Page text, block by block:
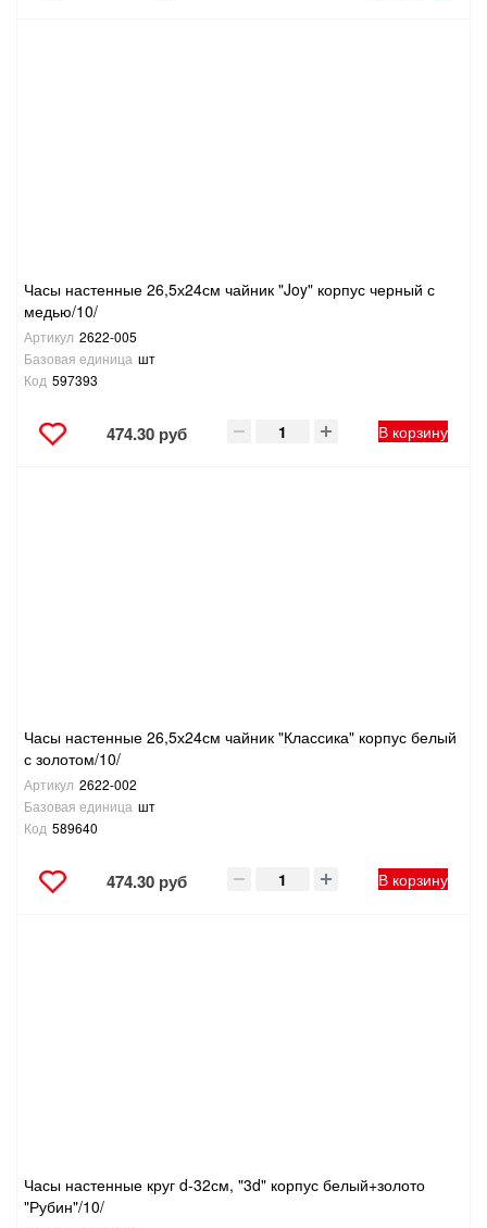
Часы настенные 26,5х24см чайник "Joy" корпус черный с
медью/10/
Артикул 2622-005
Базовая единица шт
Код 597393
474.30 руб В корзину
Часы настенные 26,5х24см чайник "Классика" корпус белый
с золотом/10/
Артикул 2622-002
Базовая единица шт
Код 589640
474.30 руб В корзину
Часы настенные круг d-32см, "3d" корпус белый+золото
"Рубин"/10/